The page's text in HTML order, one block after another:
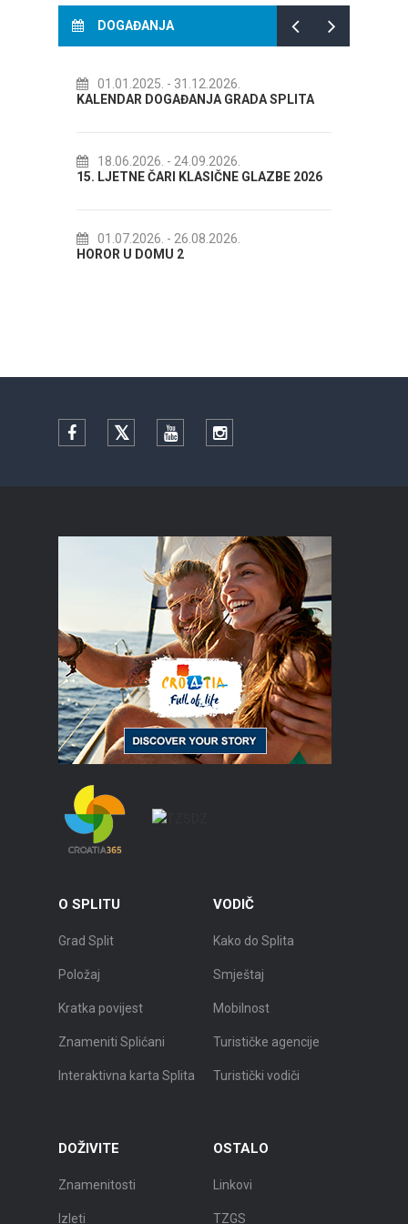
DOGAĐANJA
GRADA SPLITA
GLAZBE 2026
14.07.2026.
72. SPLITSKO LJETO
18.07.2026.
Lito po domaću! - promotivna akcija
Facebook TwitterYouTubeInstagram
O SPLITU
Grad Split
Položaj
Kratka povijest
Znameniti Splićani
Interaktivna karta Splita
VODIČ
Kako do Splita
Smještaj
Mobilnost
Turističke agencije
Turistički vodiči
DOŽIVITE
Znamenitosti
Izleti
OSTALO
Linkovi
TZGS